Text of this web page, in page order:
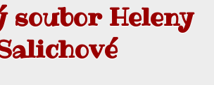
soubor Heleny